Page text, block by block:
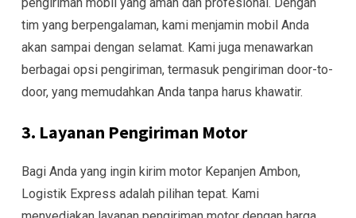
tim yang berpengalaman, kami menjamin mobil Anda
akan sampai dengan selamat. Kami juga menawarkan
berbagai opsi pengiriman, termasuk pengiriman door-to-
door, yang memudahkan Anda tanpa harus khawatir.
3. Layanan Pengiriman Motor
Bagi Anda yang ingin kirim motor Kepanjen Ambon,
Logistik Express adalah pilihan tepat. Kami